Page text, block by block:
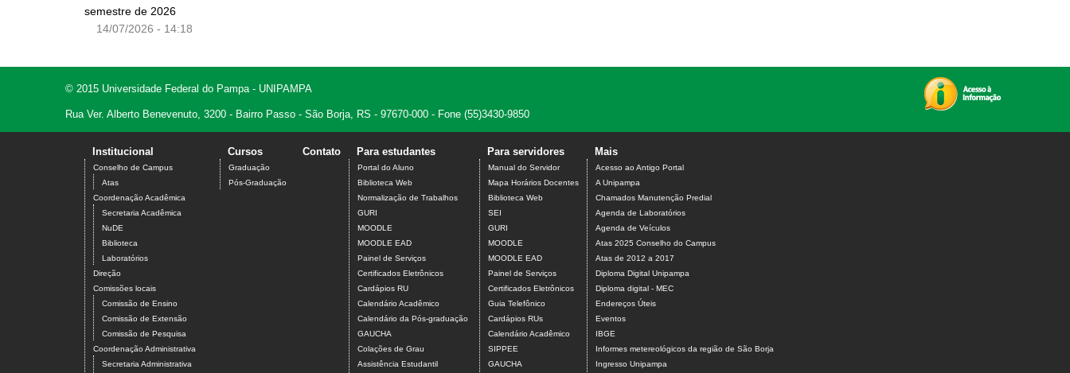
semestre de 2026
14/07/2026 - 14:18
© 2015 Universidade Federal do Pampa - UNIPAMPA
Rua Ver. Alberto Benevenuto, 3200 - Bairro Passo - São Borja, RS - 97670-000 - Fone (55)3430-9850
Institucional
Conselho de Campus
Atas
Coordenação Acadêmica
Secretaria Acadêmica
NuDE
Biblioteca
Laboratórios
Direção
Comissões locais
Comissão de Ensino
Comissão de Extensão
Comissão de Pesquisa
Coordenação Administrativa
Secretaria Administrativa
Cursos
Graduação
Pós-Graduação
Contato Para estudantes
Portal do Aluno
Biblioteca Web
Normalização de Trabalhos
GURI
MOODLE
MOODLE EAD
Painel de Serviços
Certificados Eletrônicos
Cardápios RU
Calendário Acadêmico
Calendário da Pós-graduação
GAUCHA
Colações de Grau
Assistência Estudantil
Para servidores
Manual do Servidor
Mapa Horários Docentes
Biblioteca Web
SEI
GURI
MOODLE
MOODLE EAD
Painel de Serviços
Certificados Eletrônicos
Guia Telefônico
Cardápios RUs
Calendário Acadêmico
SIPPEE
GAUCHA
Mais
Acesso ao Antigo Portal
A Unipampa
Chamados Manutenção Predial
Agenda de Laboratórios
Agenda de Veículos
Atas 2025 Conselho do Campus
Atas de 2012 a 2017
Diploma Digital Unipampa
Diploma digital - MEC
Endereços Úteis
Eventos
IBGE
Informes metereológicos da região de São Borja
Ingresso Unipampa